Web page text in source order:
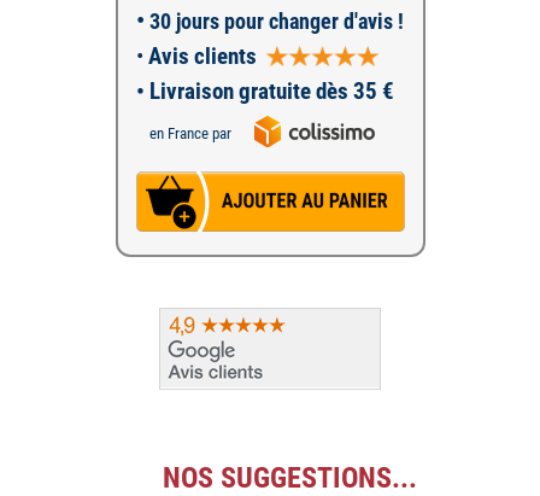
• 30 jours pour changer d'avis !
• Avis clients
• Livraison gratuite dès 35 €
en France par
NOS SUGGESTIONS...